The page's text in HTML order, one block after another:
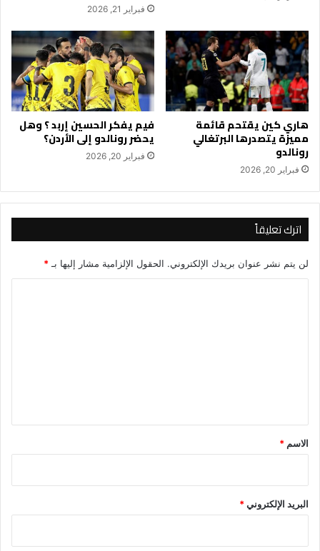
فبراير 21, 2026
هاري كين يقتحم قائمة
مميزة يتصدرها البرتغالي
رونالدو
فبراير 20, 2026
فيم يفكر الحسين إربد ؟ وهل
يحضر رونالدو إلى الأردن؟
فبراير 20, 2026
اترك تعليقاً
لن يتم نشر عنوان بريدك الإلكتروني. الحقول الإلزامية مشار إليها بـ *
*
الاسم *
البريد الإلكتروني*